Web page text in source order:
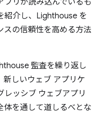
紹介し、Lighthouse を
スの信頼性を高める方法
監査を繰り返し
新しいウェブ アプリケ
レッシブ ウェブアプリ
体を通して道しるべとな